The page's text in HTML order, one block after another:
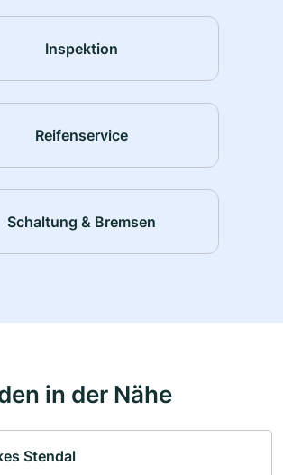
Inspektion
Reifenservice
Schaltung & Bremsen
in der Nähe
Stendal